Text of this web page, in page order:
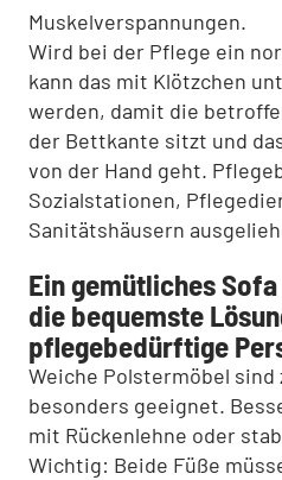
Muskelverspannungen.
Wird bei der Pflege ein
kann das mit Klötzchen
werden, damit die
der Bettkante sitzt und
von der Hand geht.
Sozialstationen,
Sanitätshäusern
Ein gemütliches
die bequemste
pflegebedürftige
Weiche Polstermöbel
besonders geeignet.
mit Rückenlehne oder
Wichtig: Beide Füße